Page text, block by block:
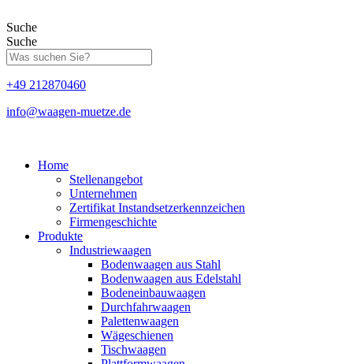
Inhalt
springen
Suche
Suche
+49 212870460
info@waagen-muetze.de
Home
Stellenangebot
Unternehmen
Zertifikat Instandsetzerkennzeichen
Firmengeschichte
Produkte
Industriewaagen
Bodenwaagen aus Stahl
Bodenwaagen aus Edelstahl
Bodeneinbauwaagen
Durchfahrwaagen
Palettenwaagen
Wägeschienen
Tischwaagen